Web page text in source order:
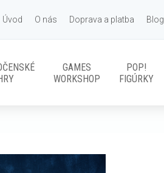
Úvod O nás Doprava a platba Blog
GAMES
WORKSHOP
POP!
FIGÚRKY